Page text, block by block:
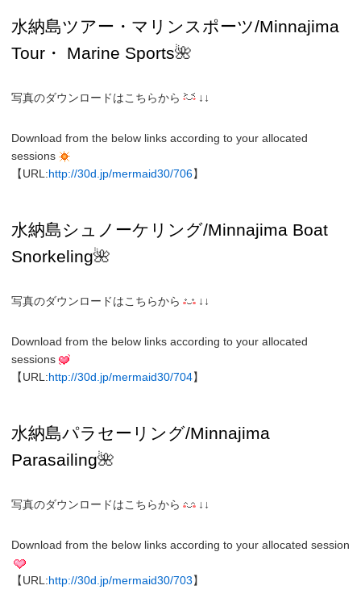
水納島ツアー・ マリンスポーツ/Minnajima
Tour・
Marine Sports🌺
写真のダウンロードはこちらから ↓↓
Download from the below links according to your allocated
sessions
【URL:http://30d.jp/mermaid30/706】
水納島シュノーケリング/Minnajima Boat
Snorkeling🌺
写真のダウンロードはこちらから ↓↓
Download from the below links according to your allocated
sessions
【URL:http://30d.jp/mermaid30/704】
水納島パラセーリング/Minnajima
Parasailing🌺
写真のダウンロードはこちらから ↓↓
Download from the below links according to your allocated session
【URL:http://30d.jp/mermaid30/703】